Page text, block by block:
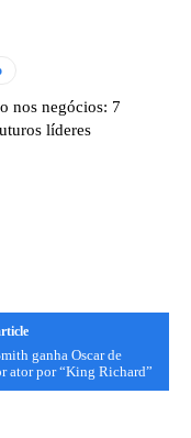
nos negócios: 7
líderes
ganha Oscar de
ator por “King Richard”